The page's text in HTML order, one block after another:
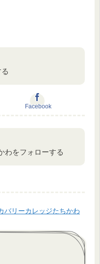
Facebook
わをフォローする
バリーカレッジたちかわ